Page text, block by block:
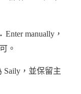
manually，
。
Saily，並保留主